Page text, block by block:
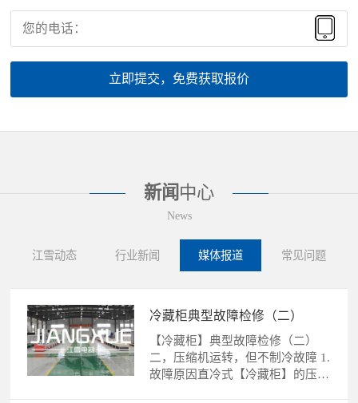
立即提交，免费获取报价
新闻 中心
News
江雪动态 行业新闻 媒体报道 常见问题
冷藏柜典型故障检修（二）
【冷藏柜】典型故障检修（二）
二，压缩机运转，但不制冷故障 1.
故障原因直冷式【冷藏柜】的压缩